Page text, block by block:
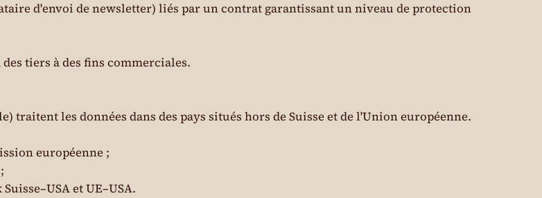
d'envoi de newsletter) liés par un contrat garantissant un niveau de protection
tiers à des fins commerciales.
traitent les données dans des pays situés hors de Suisse et de l'Union européenne.
européenne ;
et UE–USA.